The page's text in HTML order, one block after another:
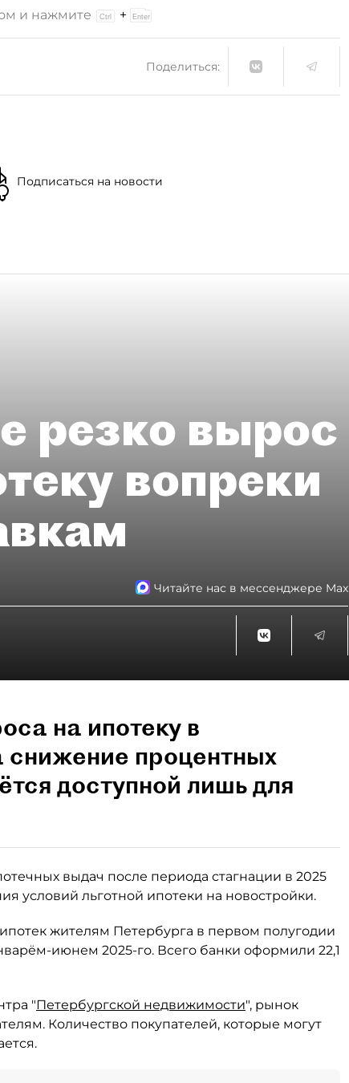
и нажмите +
Поделиться:
Подписаться на новости
резко вырос
вопреки
Читайте нас в мессенджере Max
на ипотеку в
снижение процентных
доступной лишь для
выдач после периода стагнации в 2025
условий льготной ипотеки на новостройки.
жителям Петербурга в первом полугодии
июнем 2025-го. Всего банки оформили 22,1
"Петербургской недвижимости", рынок
Количество покупателей, которые могут